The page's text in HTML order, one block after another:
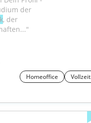
, der
Homeoffice Vollzeit